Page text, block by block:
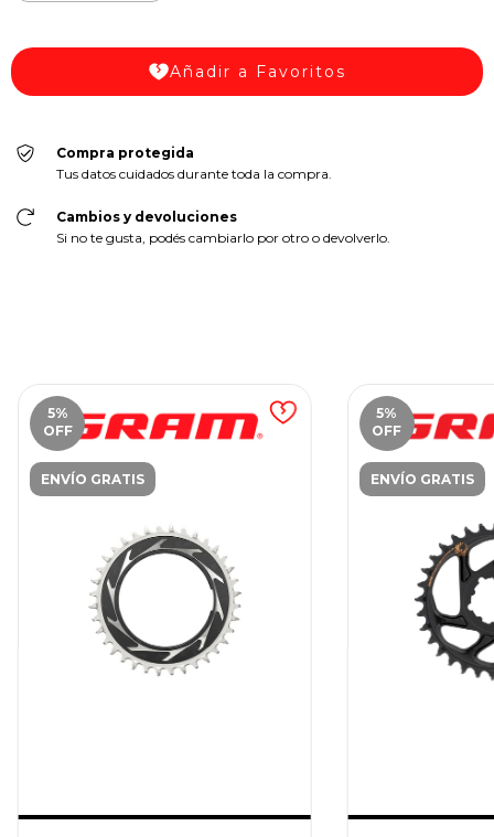
Añadir a Favoritos
Compra protegida
Tus datos cuidados durante toda la compra.
Cambios y devoluciones
Si no te gusta, podés cambiarlo por otro o devolverlo.
5%
OFF
ENVÍO GRATIS
5%
OFF
ENVÍO GRATIS